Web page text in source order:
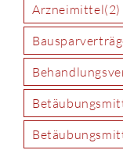
Arzneimittel(2)